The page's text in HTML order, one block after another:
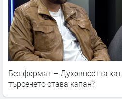
Без формат – Духовността
търсенето става капан?